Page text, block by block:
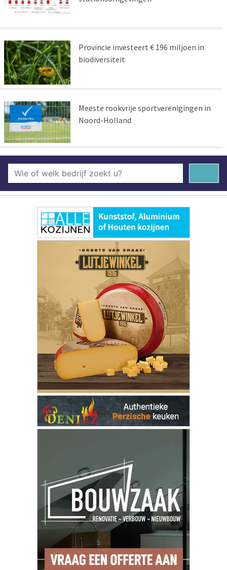
Provincie investeert € 196 miljoen in
biodiversiteit
Meeste rookvrije sportverenigingen in
Noord-Holland